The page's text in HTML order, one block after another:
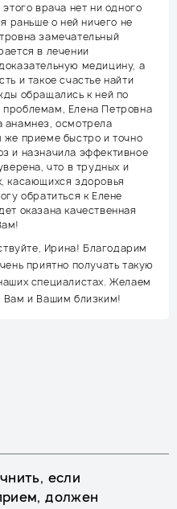
врача нет ни одного
раньше о ней ничего не
замечательный
в лечении
медицину, а
и такое счастье найти
обращались к ней по
Елена Петровна
анамнез, осмотрела
приеме быстро и точно
и назначила эффективное
что в трудных и
касающихся здоровья
обратиться к Елене
оказана качественная
Ирина! Благодарим
приятно получать такую
специалистах. Желаем
Вам и Вашим близким!
если
должен